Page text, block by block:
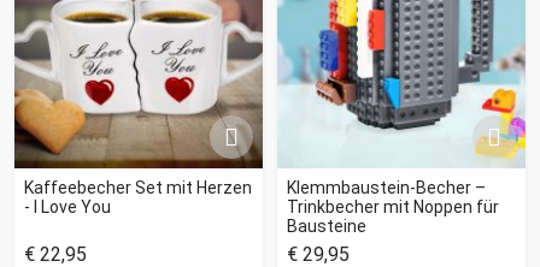
Kaffeebecher Set mit Herzen
- I Love You
€ 22,95
Klemmbaustein-Becher –
Trinkbecher mit Noppen für
Bausteine
€ 29,95